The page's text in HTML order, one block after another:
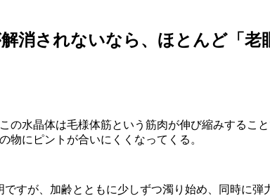
消されないなら、ほとんど「老
水晶体は毛様体筋という筋肉が伸び縮みするこ
物にピントが合いにくくなってくる。
すが、加齢とともに少しずつ濁り始め、同時に弾